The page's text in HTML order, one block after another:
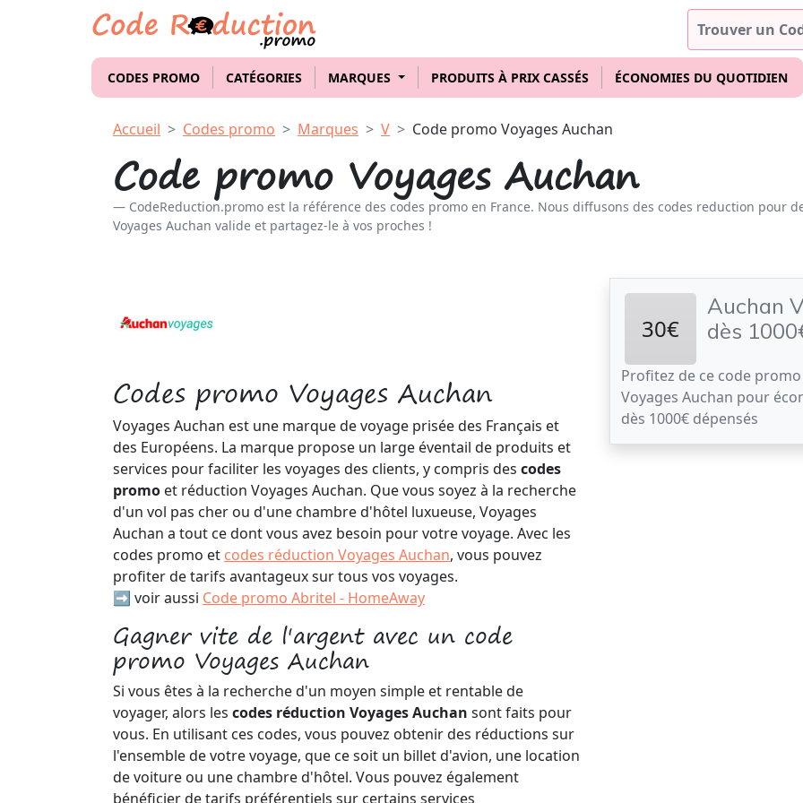
CODES PROMO CATÉGORIES MARQUES PRODUITS À PRIX CASSÉS ÉCONOMIES DU QUOTIDIEN
Accueil Codes promo Marques V Code promo Voyages Auchan
Code promo Voyages Auchan
CodeReduction.promo est la référence des codes promo en France. Nous diffusons des codes reduction pour
Voyages Auchan valide et partagez-le à vos proches !
Codes promo Voyages Auchan
Voyages Auchan est une marque de voyage prisée des Français et
des Européens. La marque propose un large éventail de produits et
services pour faciliter les voyages des clients, y compris des codes
promo et réduction Voyages Auchan. Que vous soyez à la recherche
d'un vol pas cher ou d'une chambre d'hôtel luxueuse, Voyages
Auchan a tout ce dont vous avez besoin pour votre voyage. Avec les
codes promo et codes réduction Voyages Auchan, vous pouvez
profiter de tarifs avantageux sur tous vos voyages.
➡️ voir aussi Code promo Abritel - HomeAway
Gagner vite de l'argent avec un code
promo Voyages Auchan
Si vous êtes à la recherche d'un moyen simple et rentable de
voyager, alors les codes réduction Voyages Auchan sont faits pour
vous. En utilisant ces codes, vous pouvez obtenir des réductions sur
l'ensemble de votre voyage, que ce soit un billet d'avion, une location
de voiture ou une chambre d'hôtel. Vous pouvez également
bénéficier de tarifs préférentiels sur certains services
30€
Auchan
dès
Profitez de ce code promo
Voyages Auchan pour
dès 1000€ dépensés